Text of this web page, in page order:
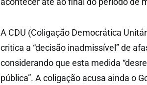
A CDU (Coligação Democrática
critica a “decisão inadmissível” de
considerando que esta medida
pública”. A coligação acusa ainda o